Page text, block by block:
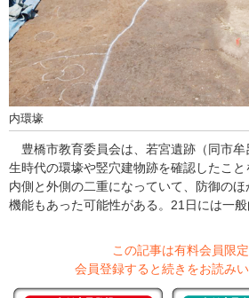
内環壕
豊橋市教育委員会は、若宮遺跡（同市牟
生時代の環壕や竪穴建物跡を確認したこ
内側と外側の二重になっていて、防御の
機能もあった可能性がある。21日には一般
この記事は有料会員限定
会員登録すると続きをお読みい